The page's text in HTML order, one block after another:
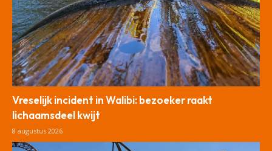
Vreselijk incident in Walibi: bezoeker raakt
lichaamsdeel kwijt
8 augustus 2026